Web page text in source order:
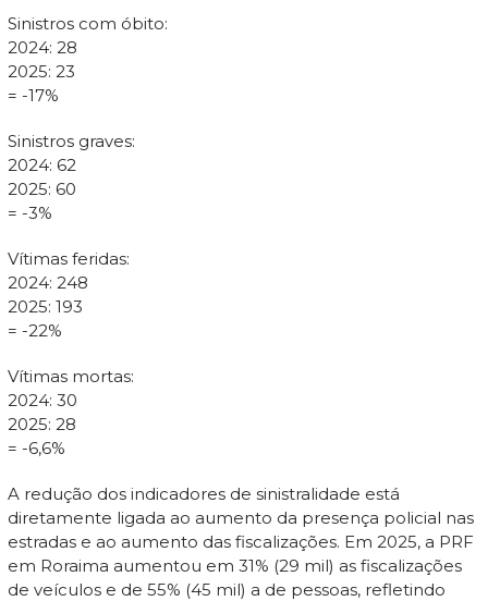
Sinistros com óbito:
2024: 28
2025: 23
= -17%
Sinistros graves:
2024: 62
2025: 60
= -3%
Vítimas feridas:
2024: 248
2025: 193
= -22%
Vítimas mortas:
2024: 30
2025: 28
= -6,6%
A redução dos indicadores de sinistralidade está
diretamente ligada ao aumento da presença policial nas
estradas e ao aumento das fiscalizações. Em 2025, a PRF
em Roraima aumentou em 31% (29 mil) as fiscalizações
de veículos e de 55% (45 mil) a de pessoas, refletindo